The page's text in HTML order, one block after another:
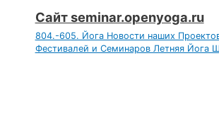
Сайт seminar.openyoga.ru
804.-605. Йога Новости наших
Фестивалей и Семинаров Летняя Йога